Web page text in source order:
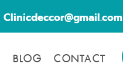
Clinicdeccor@gmail.com
BLOG CONTACT